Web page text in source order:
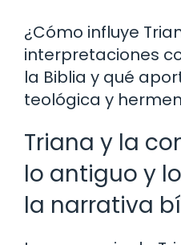
¿Cómo influye
interpretaciones
la Biblia y qué
teológica y
Triana y la
lo antiguo y
la narrativa